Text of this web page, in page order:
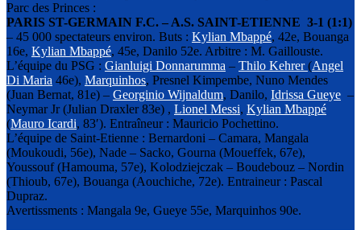
Parc des Princes :
PARIS ST-GERMAIN F.C. – A.S. SAINT-ETIENNE 3-1 (1:1)
– 45 000 spectateurs environ. Buts : Kylian Mbappé, 42e, Bouanga
16e, Kylian Mbappé, 45e, Danilo 52e. Arbitre : M. Gaillouste.
L’équipe du PSG : Gianluigi Donnarumma – Thilo Kehrer(Angel
Di Maria 46e), Marquinhos, Presnel Kimpembe, Nuno Mendes
(Juan Bernat, 81e) – Georginio Wijnaldum, Danilo, Idrissa Gueye –
Neymar Jr (Julian Draxler 83e) , Lionel Messi, Kylian Mbappé
(Mauro Icardi, 83′). Entraîneur : Mauricio Pochettino.
L’équipe de Saint-Etienne : Bernardoni – Camara, Mangala
(Moukoudi, 56e), Nade – Sacko, Gourna (Moueffek, 67e),
Youssouf (Hamouma, 57e), Kolodziejczak – Boudebouz – Nordin
(Thioub, 67e), Bouanga (Aouchiche, 72e). Entraineur : Pascal
Dupraz.
Avertissments : Mangala 9e, Gueye 55e, Marquinhos 90e.